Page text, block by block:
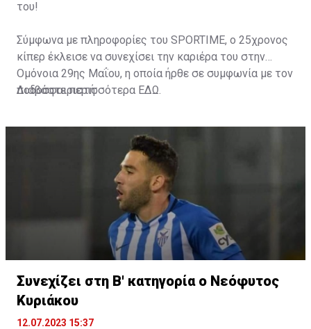
του!
Σύμφωνα με πληροφορίες του SPORTIME, o 25χρονος
κίπερ έκλεισε να συνεχίσει την καριέρα του στην
Ομόνοια 29ης Μαΐου, η οποία ήρθε σε συμφωνία με τον
ποδοσφαιριστή.
Διαβάστε περισσότερα ΕΔΩ
Συνεχίζει στη Β' κατηγορία ο Νεόφυτος
Κυριάκου
12.07.2023 15:37